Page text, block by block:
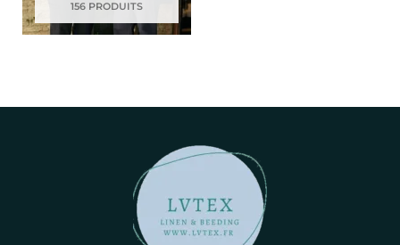
156 PRODUITS